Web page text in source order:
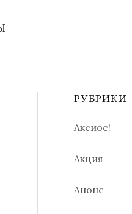
РУБРИКИ
Аксиос!
Акция
Анонс